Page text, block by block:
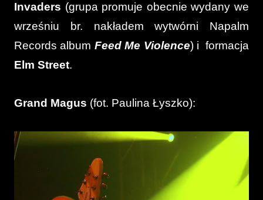
Invaders (grupa promuje obecnie wydany we
wrześniu br. nakładem wytwórni Napalm
Records album Feed Me Violence) i formacja
Elm Street.
Grand Magus (fot. Paulina Łyszko):